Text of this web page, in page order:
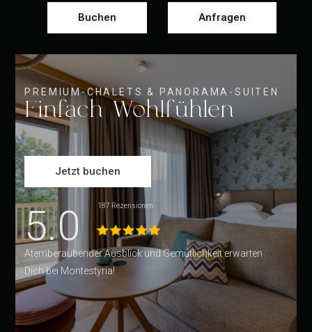
Buchen Anfragen
PREMIUM-CHALETS & PANORAMA-SUITEN
Einfach Wohlfühlen
Jetzt buchen
5.0 187 Rezensionen
Atemberaubender Ausblick und Gemütlichkeit erwarten
Dich bei Montestyria!